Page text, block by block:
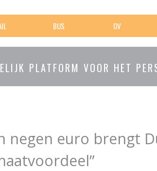
BUS OV
PLATFORM VOOR HET
negen euro brengt